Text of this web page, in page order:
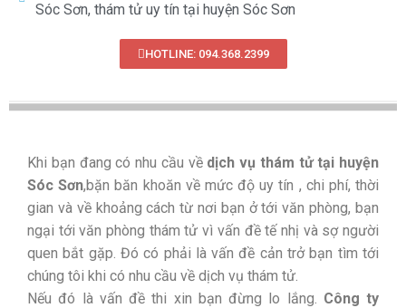
Sóc Sơn, thám tử uy tín tại huyện Sóc Sơn
HOTLINE: 094.368.2399
Khi bạn đang có nhu cầu về dịch vụ thám tử tại huyện
Sóc Sơn,bặn băn khoăn về mức độ uy tín , chi phí, thời
gian và về khoảng cách từ nơi bạn ở tới văn phòng, bạn
ngại tới văn phòng thám tử vì vấn đề tế nhị và sợ người
quen bắt gặp. Đó có phải là vấn đề cản trở bạn tìm tới
chúng tôi khi có nhu cầu về dịch vụ thám tử.
Nếu đó là vấn đề thi xin bạn đừng lo lắng. Công ty